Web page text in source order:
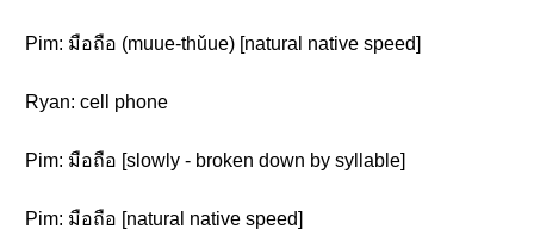
Pim: มือถือ (muue-thǔue) [natural native speed]
Ryan: cell phone
Pim: มือถือ [slowly - broken down by syllable]
Pim: มือถือ [natural native speed]